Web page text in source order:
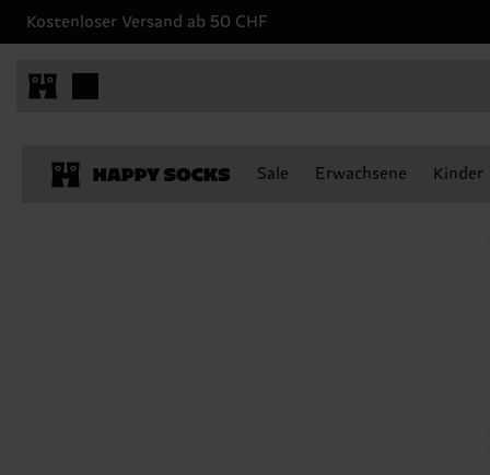
Kostenloser Versand ab 50 CHF
Sale Erwachsene Kinder